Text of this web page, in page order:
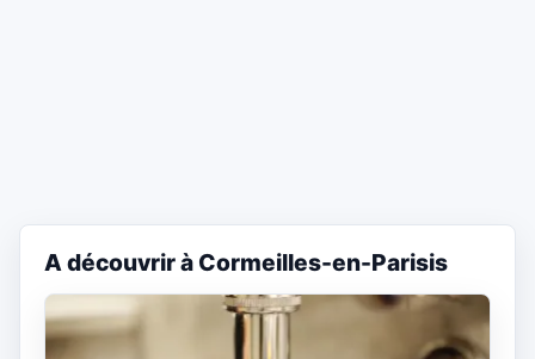
A découvrir à Cormeilles-en-Parisis